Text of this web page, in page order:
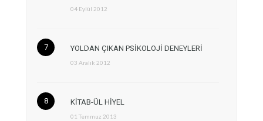
04 Eylül 2012
YOLDAN ÇIKAN PSİKOLOJİ DENEYLERİ
03 Aralık 2012
KİTAB-ÜL HİYEL
01 Temmuz 2013